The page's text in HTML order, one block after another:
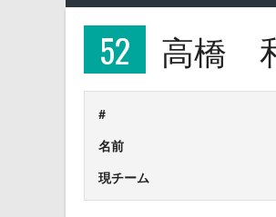
52 高橋
#
名前
現チーム